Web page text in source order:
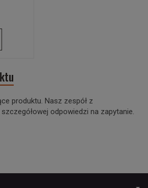
produktu. Nasz zespół z
odpowiedzi na zapytanie.